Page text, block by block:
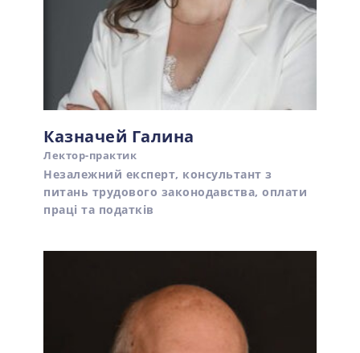
Казначей Галина
Лектор-практик
Незалежний експерт, консультант з
питань трудового законодавства, оплати
праці та податків